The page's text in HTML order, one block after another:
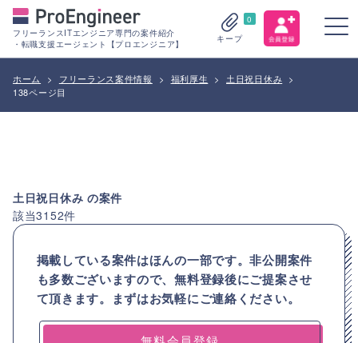
フリーランスITエンジニア専門の案件紹介
・転職支援エージェント【プロエンジニア】
0
キープ
ホーム > フリーランス案件情報 > 福利厚生 > 土日祝日休み >
138ページ目
土日祝日休み の案件
該当3152件
掲載している案件はほんの一部です。非公開案件
も多数ございますので、無料登録後にご提案させ
て頂きます。まずはお気軽にご連絡ください。